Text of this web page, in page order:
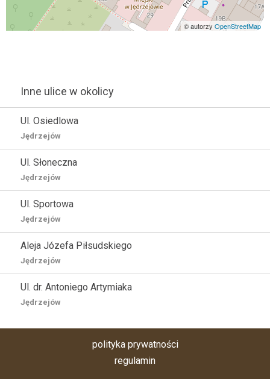
© autorzy OpenStreetMap
Inne ulice w okolicy
Ul. Osiedlowa
Jędrzejów
Ul. Słoneczna
Jędrzejów
Ul. Sportowa
Jędrzejów
Aleja Józefa Piłsudskiego
Jędrzejów
Ul. dr. Antoniego Artymiaka
Jędrzejów
polityka prywatności
regulamin